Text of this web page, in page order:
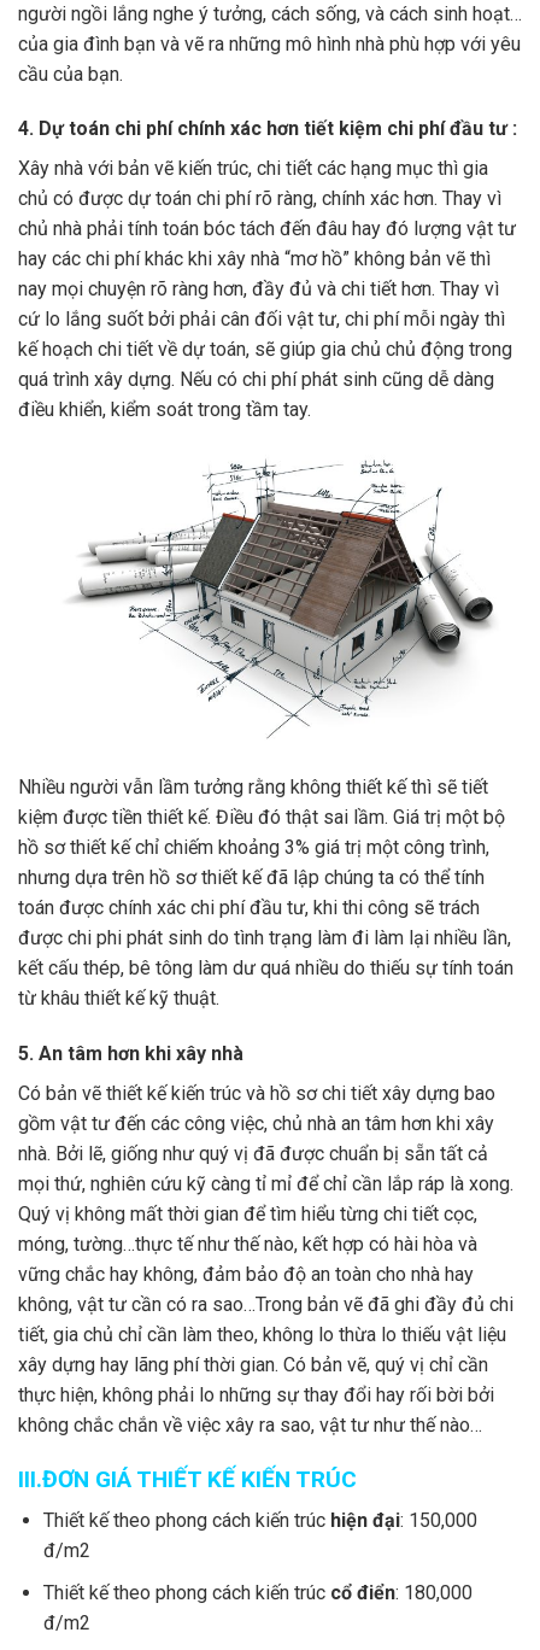
người ngồi lắng nghe ý tưởng, cách sống, và cách sinh hoạt…
của gia đình bạn và vẽ ra những mô hình nhà phù hợp với yêu
cầu của bạn.
4. Dự toán chi phí chính xác hơn tiết kiệm chi phí đầu tư :
Xây nhà với bản vẽ kiến trúc, chi tiết các hạng mục thì gia
chủ có được dự toán chi phí rõ ràng, chính xác hơn. Thay vì
chủ nhà phải tính toán bóc tách đến đâu hay đó lượng vật tư
hay các chi phí khác khi xây nhà “mơ hồ” không bản vẽ thì
nay mọi chuyện rõ ràng hơn, đầy đủ và chi tiết hơn. Thay vì
cứ lo lắng suốt bởi phải cân đối vật tư, chi phí mỗi ngày thì
kế hoạch chi tiết về dự toán, sẽ giúp gia chủ chủ động trong
quá trình xây dựng. Nếu có chi phí phát sinh cũng dễ dàng
điều khiển, kiểm soát trong tầm tay.
Nhiều người vẫn lầm tưởng rằng không thiết kế thì sẽ tiết
kiệm được tiền thiết kế. Điều đó thật sai lầm. Giá trị một bộ
hồ sơ thiết kế chỉ chiếm khoảng 3% giá trị một công trình,
nhưng dựa trên hồ sơ thiết kế đã lập chúng ta có thể tính
toán được chính xác chi phí đầu tư, khi thi công sẽ trách
được chi phi phát sinh do tình trạng làm đi làm lại nhiều lần,
kết cấu thép, bê tông làm dư quá nhiều do thiếu sự tính toán
từ khâu thiết kế kỹ thuật.
5. An tâm hơn khi xây nhà
Có bản vẽ thiết kế kiến trúc và hồ sơ chi tiết xây dựng bao
gồm vật tư đến các công việc, chủ nhà an tâm hơn khi xây
nhà. Bởi lẽ, giống như quý vị đã được chuẩn bị sẵn tất cả
mọi thứ, nghiên cứu kỹ càng tỉ mỉ để chỉ cần lắp ráp là xong.
Quý vị không mất thời gian để tìm hiểu từng chi tiết cọc,
móng, tường…thực tế như thế nào, kết hợp có hài hòa và
vững chắc hay không, đảm bảo độ an toàn cho nhà hay
không, vật tư cần có ra sao…Trong bản vẽ đã ghi đầy đủ chi
tiết, gia chủ chỉ cần làm theo, không lo thừa lo thiếu vật liệu
xây dựng hay lãng phí thời gian. Có bản vẽ, quý vị chỉ cần
thực hiện, không phải lo những sự thay đổi hay rối bời bởi
không chắc chắn về việc xây ra sao, vật tư như thế nào…
III.ĐƠN GIÁ THIẾT KẾ KIẾN TRÚC
Thiết kế theo phong cách kiến trúc hiện đại: 150,000
đ/m2
Thiết kế theo phong cách kiến trúc cổ điển: 180,000
đ/m2